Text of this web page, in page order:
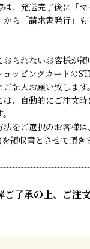
は、発送完了後に「
ら「請求書発行」も
おられないお客様が
ッピングカートの
記入お願い致します。
、自動的にご注文
をご選択のお客様は
領収書とさせて頂き
ご了承の上、ご注